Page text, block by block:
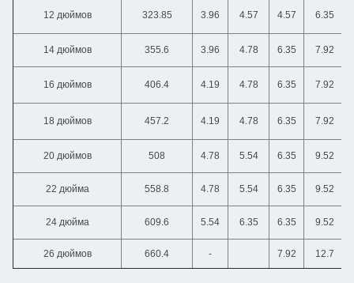
12 дюймов 323.85 3.96 4.57 4.57 6.35
14 дюймов 355.6 3.96 4.78 6.35 7.92
16 дюймов 406.4 4.19 4.78 6.35 7.92
18 дюймов 457.2 4.19 4.78 6.35 7.92
20 дюймов 508 4.78 5.54 6.35 9.52
22 дюйма 558.8 4.78 5.54 6.35 9.52
24 дюйма 609.6 5.54 6.35 6.35 9.52
26 дюймов 660.4 - 7.92 12.7